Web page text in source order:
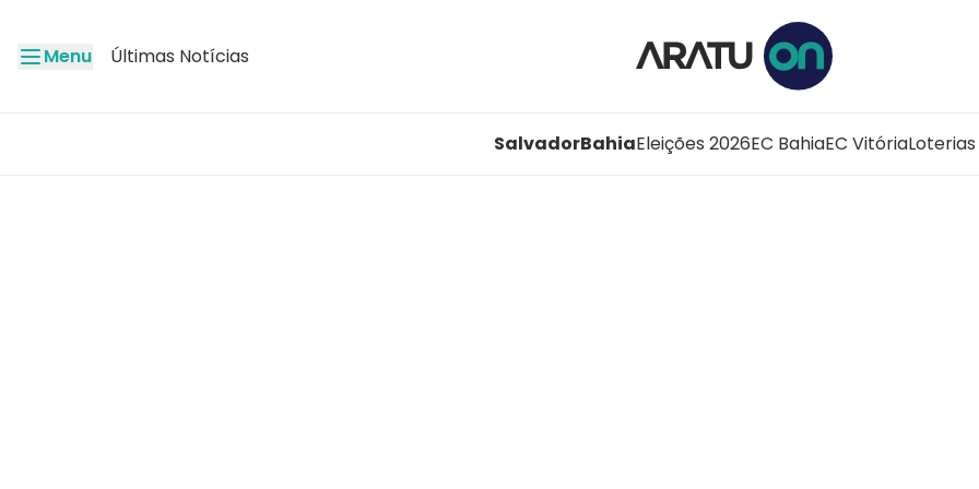
Menu Últimas Notícias
SalvadorBahiaEleições 2026EC BahiaEC VitóriaLoterias